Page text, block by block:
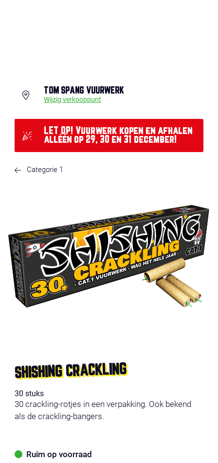
TOM SPANG VUURWERK
Wijzig verkooppunt
LET OP! Vuurwerk kopen en afhalen
alléén op 29, 30 en 31 december!
Categorie 1
SHISHING CRACKLING
30 stuks
30 crackling-rotjes in een verpakking. Ook bekend
als de crackling-bangers.
Ruim op voorraad